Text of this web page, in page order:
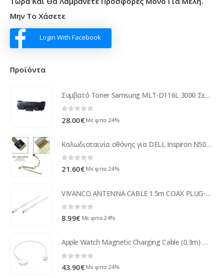
Μην Το Χάσετε
Login With Facebook
Προϊόντα
Συμβατό Toner Samsung MLT-D116L 3000 Σελίδες
28.00€ Με φπα 24%
Καλωδιοταινία οθόνης για DELL Inspiron N5040
0 out of 5
21.60€ Με φπα 24%
VIVANCO ANTENNA CABLE 1.5m COAX PLUG-COAX SOCKET FERRITE 100 dB white
0 out of 5
8.99€ Με φπα 24%
Apple Watch Magnetic Charging Cable (0.3m) MX2G2ZM/A
0out of 5
43.90€ Με φπα 24%